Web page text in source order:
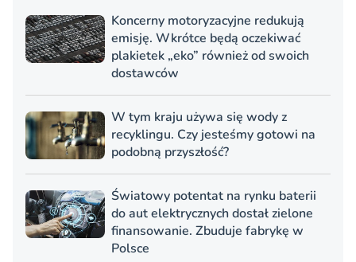
Koncerny motoryzacyjne redukują
emisję. Wkrótce będą oczekiwać
plakietek „eko” również od swoich
dostawców
W tym kraju używa się wody z
recyklingu. Czy jesteśmy gotowi na
podobną przyszłość?
Światowy potentat na rynku baterii
do aut elektrycznych dostał zielone
finansowanie. Zbuduje fabrykę w
Polsce